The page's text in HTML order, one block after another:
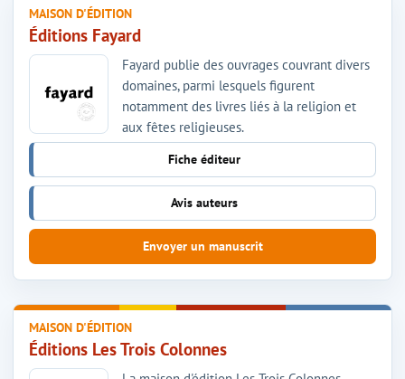
MAISON D'ÉDITION
Éditions Les Trois Colonnes
MAISON D'ÉDITION
Éditions Fayard
Fayard publie des ouvrages couvrant divers
domaines, parmi lesquels figurent
notamment des livres liés à la religion et
aux fêtes religieuses.
Fiche éditeur
Avis auteurs
Envoyer un manuscrit